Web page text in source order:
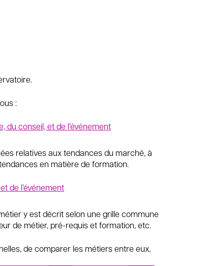
:
du conseil, et de l’événement
relatives aux tendances du marché, à
en matière de formation.
de l’événement
y est décrit selon une grille commune
de métier, pré-requis et formation, etc.
de comparer les métiers entre eux,